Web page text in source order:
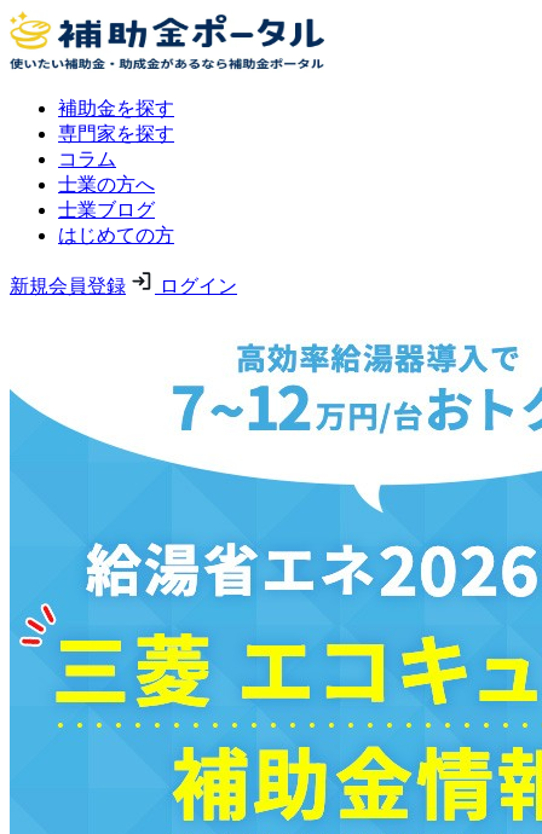
補助金を探す
専門家を探す
コラム
士業の方へ
士業ブログ
はじめての方
新規会員登録 ログイン